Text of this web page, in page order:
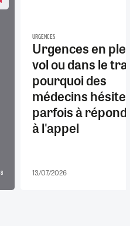
8
URGENCES
Urgences en
vol ou dans le
pourquoi des
médecins
parfois à
à l'appel
13/07/2026